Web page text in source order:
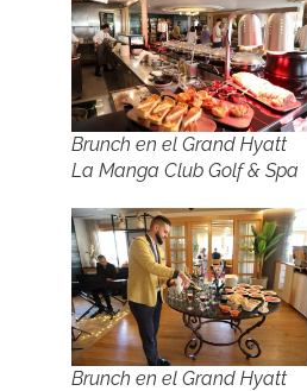
Brunch en el Grand Hyatt
La Manga Club Golf & Spa
Brunch en el Grand Hyatt